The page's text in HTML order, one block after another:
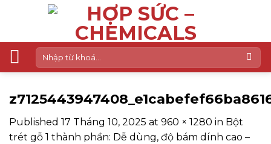
Tìm
kiếm:
Published 17 Tháng 10, 2025 at 960 × 1280 in Bột
trét gỗ 1 thành phần: Dễ dùng, độ bám dính cao –